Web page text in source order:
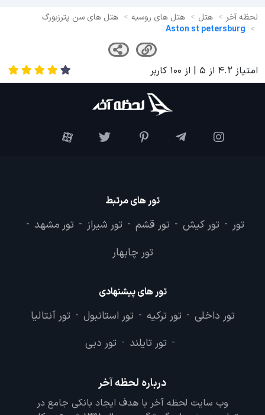
لحظه آخر هتل هتل های روسیه
هتل های سن پترزبورگ
Aston st petersburg
امتیاز 4.2 از 5 | از 100 کاربر
تور های مرتبط
تور - تور کیش - تور قشم - تور شیراز - تور مشهد -
تور چابهار
تور های پیشنهادی
تور داخلی - تور ترکیه - تور استانبول - تور آنتالیا
- تور تایلند - تور دبی
درباره لحظه آخر
وب سایت لحظه آخر با هدف ایجاد بانکی جامع در